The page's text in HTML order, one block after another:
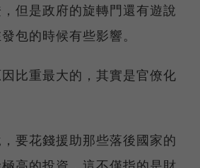
但是政府的旋轉門還有遊說
包的時候有些影響。
比重最大的，其實是官僚化
要花錢援助那些落後國家的